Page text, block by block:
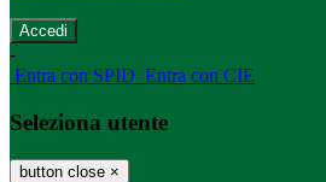
-
Entra con SPID Entra con CIE
Seleziona utente
button close ×